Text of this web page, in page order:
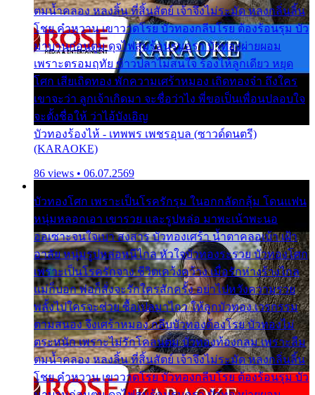
ตมน้ำคลอง หลงลิ้น ที่สิ้นสัตย์ เจ้าจึงไม่ระมัด หลงกลิ่นลิ้น
โชย คำหวาน เขาวาดโรย บัวทองกลีบโรย ต้องร้อนรุม บัว
มาบานก่อนตูม ดุจไฟสุมร้อนรุมอุรา บัวทองผ่ายผอม
เพราะตรอมฤทัย ข้าวปลาไม่สนใจ ร้องไห้ลูกเดียว หยุด
โศก เสียเถิดทอง พักความเศร้าหมอง เถิดทองจ๋า ถึงใคร
เขาจะว่า ลูกเจ้าเกิดมา จะชื่อว่าไง พี่ขอเป็นเพื่อนปลอบใจ
จะตั้งชื่อให้ ว่าไอ้บังเอิญ
บัวทองร้องไห้ - เทพพร เพชรอุบล (ซาวด์ดนตรี)
(KARAOKE)
86 views • 06.07.2569
บัวทองโศก เพราะเป็นโรครักรุม ในอกกลัดกลุ้ม โดนแฟน
หนุ่มหลอกเอา เขารวย และรูปหล่อ มาพะเน้าพะนอ
ออเซาะจนใจเบา สงสาร บัวทองเศร้า น้ำตาคลอเบ้า เฝ้า
อาลัย หนุ่มรูปหล่อหนีไกล หัวใจบัวทองระรวย บัวทองโศก
เพราะเป็นโรครักจาง ชีวิตเคว้งคว้าง เมื่อรักห่างร้างไกล
แม่ก็บอก พ่อก็สั่งจะรักใครสักครั้ง อย่าไปหวังความรวย
พลั้งไปใครจะช่วย ซื้อเปลมาไกว ให้ลูกบัวทอง เวรกรรม
ตามสนอง จึงเศร้าหมอง กลีบบัวทองต้องโรย บัวทองไม่
ตระหนัก เพราะไม่รักโคลนตม บัวทองท้องกลม เพราะลืม
ตมน้ำคลอง หลงลิ้น ที่สิ้นสัตย์ เจ้าจึงไม่ระมัด หลงกลิ่นลิ้น
โชย คำหวาน เขาวาดโรย บัวทองกลีบโรย ต้องร้อนรุม บัว